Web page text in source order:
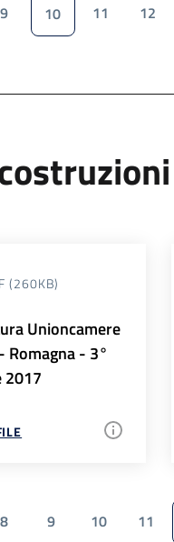
9 10 11 12
(260KB)
Unioncamere
Romagna - 3°
2017
8 9 10 11